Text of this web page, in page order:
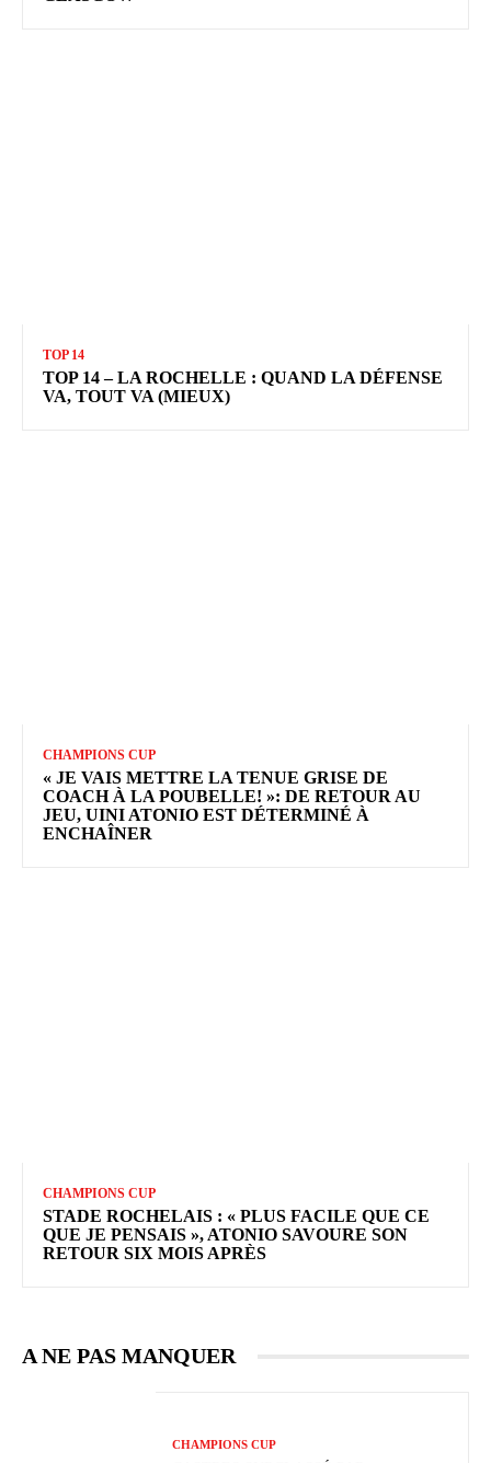
TOP 14
TOP 14 – LA ROCHELLE : QUAND LA DÉFENSE
VA, TOUT VA (MIEUX)
CHAMPIONS CUP
« JE VAIS METTRE LA TENUE GRISE DE
COACH À LA POUBELLE! »: DE RETOUR AU
JEU, UINI ATONIO EST DÉTERMINÉ À
ENCHAÎNER
CHAMPIONS CUP
STADE ROCHELAIS : « PLUS FACILE QUE CE
QUE JE PENSAIS », ATONIO SAVOURE SON
RETOUR SIX MOIS APRÈS
A NE PAS MANQUER
CHAMPIONS CUP